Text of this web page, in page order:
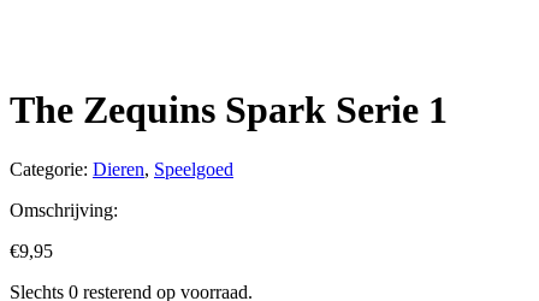
The Zequins Spark Serie 1
Categorie: Dieren, Speelgoed
Omschrijving:
€9,95
Slechts 0 resterend op voorraad.